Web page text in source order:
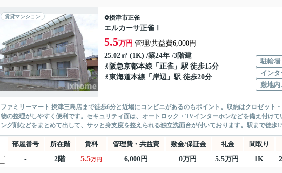
賃貸マンション 摂津市正雀
エルカーサ正雀Ⅰ
5.5万円 管理/共益費6,000円
25.02㎡ (1K) /築24年 /3階建
阪急京都本線 「 正雀 」駅 徒歩15分
東海道本線 「 岸辺 」駅 徒歩20分
駐輪場
イン
敷地
ファミリーマート 摂津三島店まで徒歩6分と近場にコンビニがあるのもポイント。収納はクロゼット
物の整理がしやすく便利です。セキュリティ面は、オートロック・TVインターホンなどを備え付け
ング剤などをまとめて出して、サッと身支度を整えられる独立洗面台が付いております。駅まで徒歩
部屋番号 所在階 賃料 管理費・共益費 敷金/保証金 礼金 間取り
-
2階 5.5万円 6,000円 0万円 5.5万円 1K